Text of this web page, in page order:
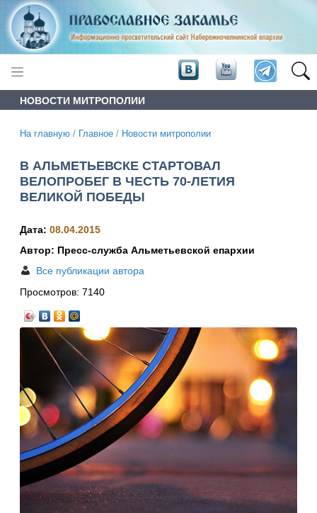
НОВОСТИ МИТРОПОЛИИ
На главную / Главное / Новости митрополии
В АЛЬМЕТЬЕВСКЕ СТАРТОВАЛ
ВЕЛОПРОБЕГ В ЧЕСТЬ 70-ЛЕТИЯ
ВЕЛИКОЙ ПОБЕДЫ
Дата: 08.04.2015
Автор: Пресс-служба Альметьевской епархии
Все публикации автора
Просмотров: 7140